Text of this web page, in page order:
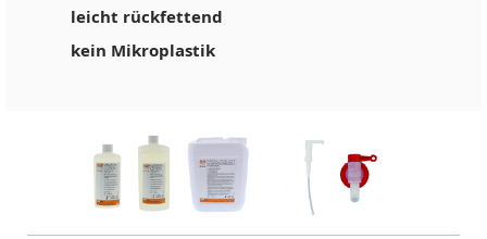
leicht rückfettend
kein Mikroplastik